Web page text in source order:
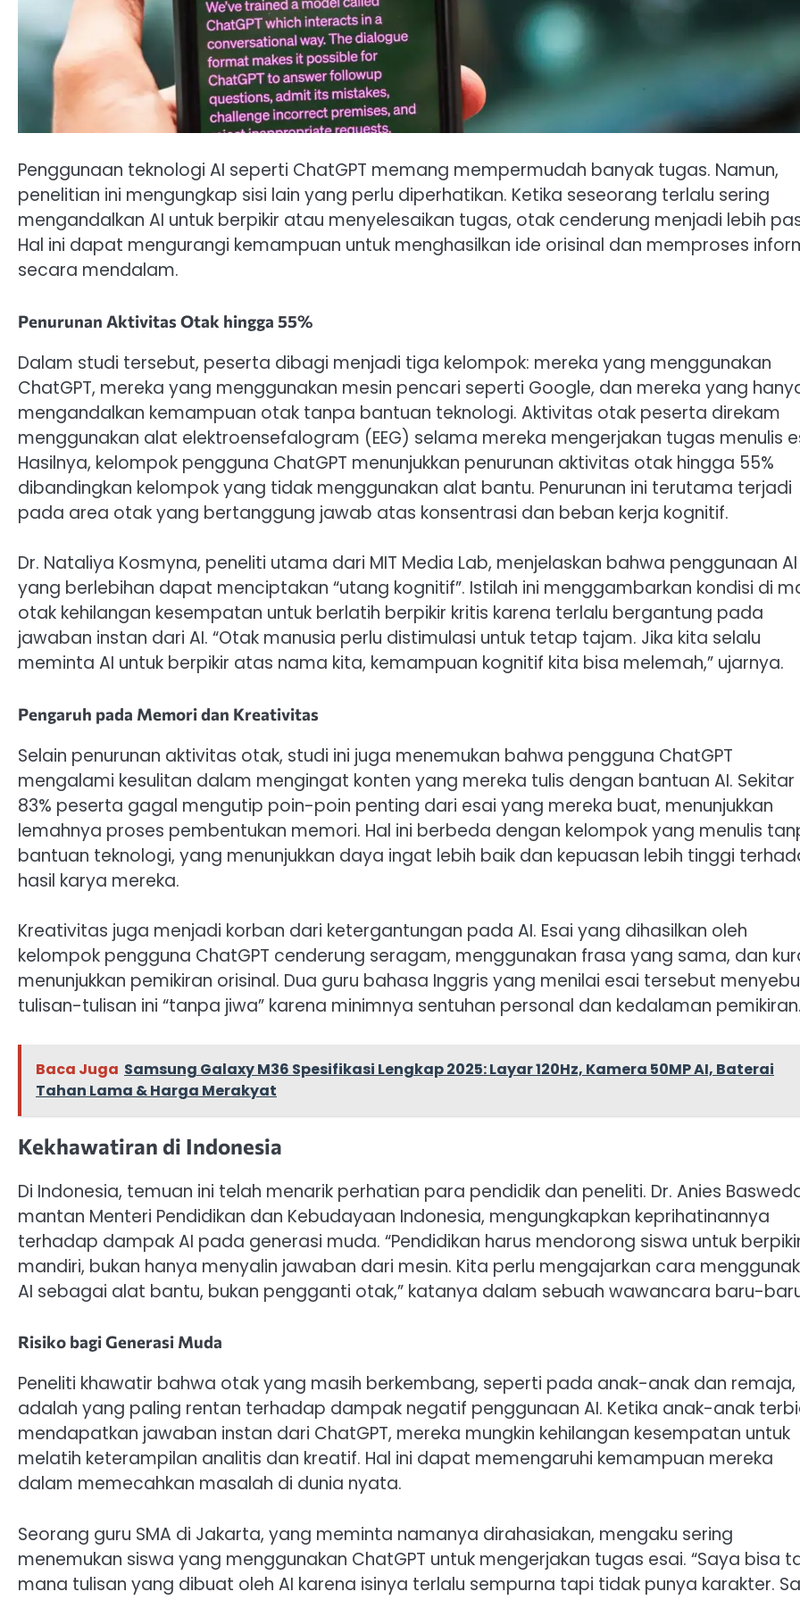
Penggunaan teknologi AI seperti ChatGPT memang mempermudah banyak tugas. Namun,
penelitian ini mengungkap sisi lain yang perlu diperhatikan. Ketika seseorang terlalu sering
mengandalkan AI untuk berpikir atau menyelesaikan tugas, otak cenderung menjadi lebih
Hal ini dapat mengurangi kemampuan untuk menghasilkan ide orisinal dan memproses
secara mendalam.
Penurunan Aktivitas Otak hingga 55%
Dalam studi tersebut, peserta dibagi menjadi tiga kelompok: mereka yang menggunakan
ChatGPT, mereka yang menggunakan mesin pencari seperti Google, dan mereka yang
mengandalkan kemampuan otak tanpa bantuan teknologi. Aktivitas otak peserta direkam
menggunakan alat elektroensefalogram (EEG) selama mereka mengerjakan tugas menulis
Hasilnya, kelompok pengguna ChatGPT menunjukkan penurunan aktivitas otak hingga 55%
dibandingkan kelompok yang tidak menggunakan alat bantu. Penurunan ini terutama terjadi
pada area otak yang bertanggung jawab atas konsentrasi dan beban kerja kognitif.
Dr. Nataliya Kosmyna, peneliti utama dari MIT Media Lab, menjelaskan bahwa penggunaan AI
yang berlebihan dapat menciptakan “utang kognitif”. Istilah ini menggambarkan kondisi di
otak kehilangan kesempatan untuk berlatih berpikir kritis karena terlalu bergantung pada
jawaban instan dari AI. “Otak manusia perlu distimulasi untuk tetap tajam. Jika kita selalu
meminta AI untuk berpikir atas nama kita, kemampuan kognitif kita bisa melemah,” ujarnya.
Pengaruh pada Memori dan Kreativitas
Selain penurunan aktivitas otak, studi ini juga menemukan bahwa pengguna ChatGPT
mengalami kesulitan dalam mengingat konten yang mereka tulis dengan bantuan AI. Sekitar
83% peserta gagal mengutip poin-poin penting dari esai yang mereka buat, menunjukkan
lemahnya proses pembentukan memori. Hal ini berbeda dengan kelompok yang menulis
bantuan teknologi, yang menunjukkan daya ingat lebih baik dan kepuasan lebih tinggi
hasil karya mereka.
Kreativitas juga menjadi korban dari ketergantungan pada AI. Esai yang dihasilkan oleh
kelompok pengguna ChatGPT cenderung seragam, menggunakan frasa yang sama, dan
menunjukkan pemikiran orisinal. Dua guru bahasa Inggris yang menilai esai tersebut
tulisan-tulisan ini “tanpa jiwa” karena minimnya sentuhan personal dan kedalaman pemikiran.
Baca Juga Samsung Galaxy M36 Spesifikasi Lengkap 2025: Layar 120Hz, Kamera 50MP AI, Baterai
Tahan Lama & Harga Merakyat
Kekhawatiran di Indonesia
Di Indonesia, temuan ini telah menarik perhatian para pendidik dan peneliti. Dr. Anies
mantan Menteri Pendidikan dan Kebudayaan Indonesia, mengungkapkan keprihatinannya
terhadap dampak AI pada generasi muda. “Pendidikan harus mendorong siswa untuk
mandiri, bukan hanya menyalin jawaban dari mesin. Kita perlu mengajarkan cara
AI sebagai alat bantu, bukan pengganti otak,” katanya dalam sebuah wawancara baru-
Risiko bagi Generasi Muda
Peneliti khawatir bahwa otak yang masih berkembang, seperti pada anak-anak dan remaja,
adalah yang paling rentan terhadap dampak negatif penggunaan AI. Ketika anak-anak
mendapatkan jawaban instan dari ChatGPT, mereka mungkin kehilangan kesempatan untuk
melatih keterampilan analitis dan kreatif. Hal ini dapat memengaruhi kemampuan mereka
dalam memecahkan masalah di dunia nyata.
Seorang guru SMA di Jakarta, yang meminta namanya dirahasiakan, mengaku sering
menemukan siswa yang menggunakan ChatGPT untuk mengerjakan tugas esai. “Saya bisa
mana tulisan yang dibuat oleh AI karena isinya terlalu sempurna tapi tidak punya karakter.